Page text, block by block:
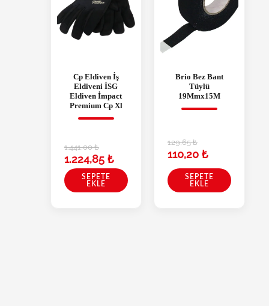
Cp Eldiven İş
Eldiveni İSG
Eldiven İmpact
Premium Cp Xl
1.441,00₺
1.224,85 ₺
SEPETE
EKLE
Brio Bez Bant
Tüylü
19Mmx15M
129,65₺
110,20 ₺
SEPETE
EKLE